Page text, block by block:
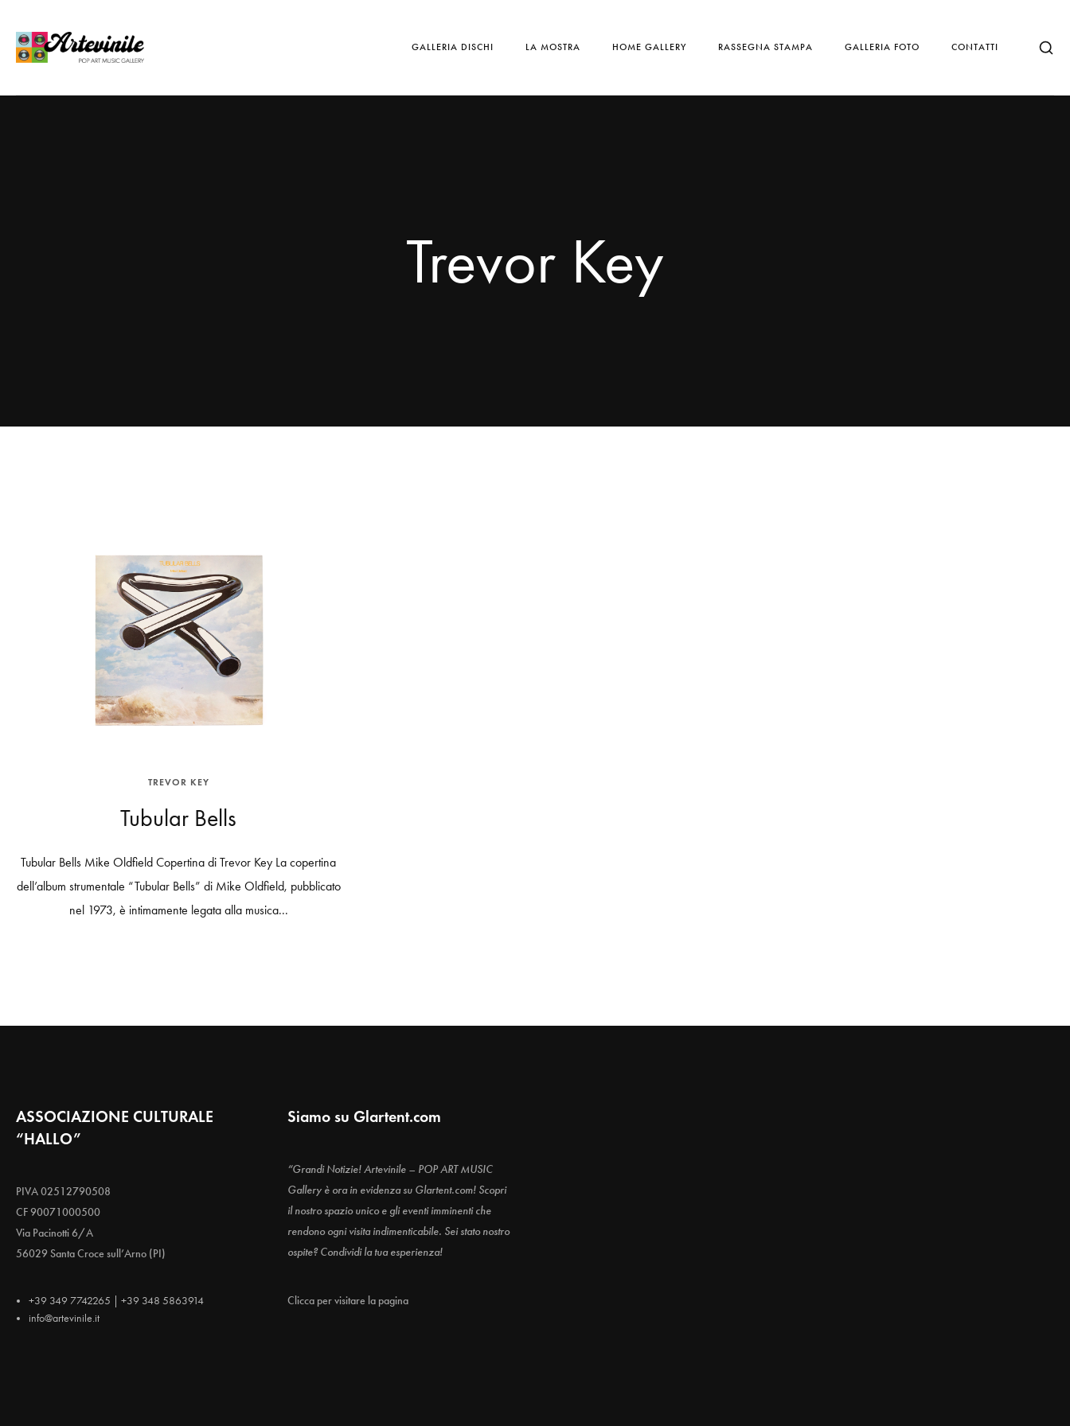
GALLERIA DISCHI LA MOSTRA HOME GALLERY RASSEGNA STAMPA GALLERIA FOTO CONTATTI
Trevor Key
TREVOR KEY
Tubular Bells
Tubular Bells Mike Oldfield Copertina di Trevor Key La copertina
dell’album strumentale “Tubular Bells” di Mike Oldfield, pubblicato
nel 1973, è intimamente legata alla musica...
ASSOCIAZIONE CULTURALE
“HALLO”
PIVA 02512790508
CF 90071000500
Via Pacinotti 6/A
56029 Santa Croce sull’Arno (PI)
+39 349 7742265 | +39 348 5863914
info@artevinile.it
Siamo su Glartent.com
“Grandi Notizie! Artevinile – POP ART MUSIC
Gallery è ora in evidenza su Glartent.com! Scopri
il nostro spazio unico e gli eventi imminenti che
rendono ogni visita indimenticabile. Sei stato nostro
ospite? Condividi la tua esperienza!
Clicca per visitare la pagina